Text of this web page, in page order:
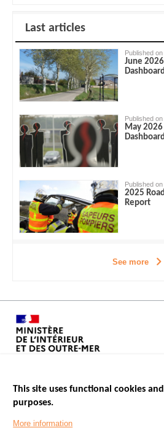
Last articles
Published
June
Published
May 2026
Published
2025
Report
See more
Footer
This site uses functional cookies
purposes.
More information